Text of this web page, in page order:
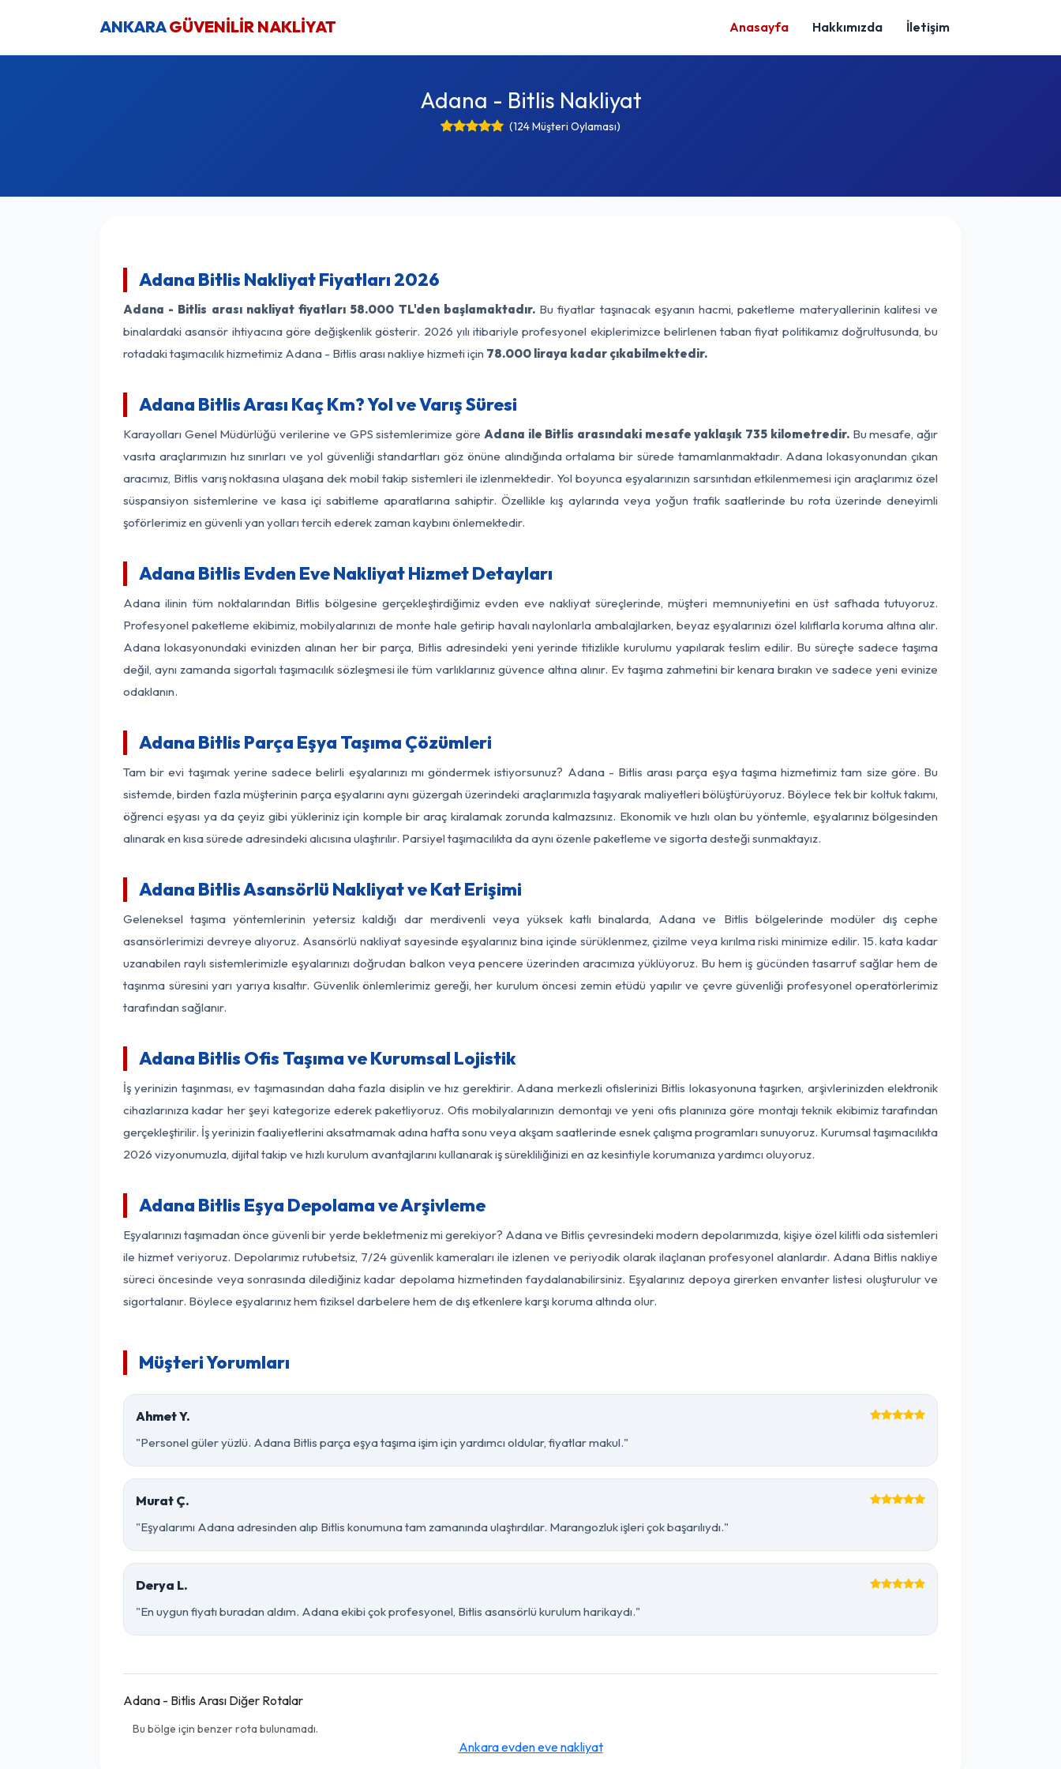
ANKARAGÜVENİLİR NAKLİYAT Anasayfa Hakkımızda İletişim
Adana - Bitlis Nakliyat
(124 Müşteri Oylaması)
Adana Bitlis Nakliyat Fiyatları 2026
Adana - Bitlis arası nakliyat fiyatları 58.000 TL'den başlamaktadır.Bu fiyatlar taşınacak eşyanın hacmi, paketleme materyallerinin kalitesi ve
binalardaki asansör ihtiyacına göre değişkenlik gösterir. 2026 yılı itibariyle profesyonel ekiplerimizce belirlenen taban fiyat politikamız doğrultusunda, bu
rotadaki taşımacılık hizmetimiz Adana - Bitlis arası nakliye hizmeti için 78.000 liraya kadar çıkabilmektedir.
Adana Bitlis Arası Kaç Km? Yol ve Varış Süresi
Karayolları Genel Müdürlüğü verilerine ve GPS sistemlerimize göre Adana ile Bitlis arasındaki mesafe yaklaşık 735 kilometredir.Bu mesafe, ağır
vasıta araçlarımızın hız sınırları ve yol güvenliği standartları göz önüne alındığında ortalama bir sürede tamamlanmaktadır. Adana lokasyonundan çıkan
aracımız, Bitlis varış noktasına ulaşana dek mobil takip sistemleri ile izlenmektedir. Yol boyunca eşyalarınızın sarsıntıdan etkilenmemesi için araçlarımız özel
süspansiyon sistemlerine ve kasa içi sabitleme aparatlarına sahiptir. Özellikle kış aylarında veya yoğun trafik saatlerinde bu rota üzerinde deneyimli
şoförlerimiz en güvenli yan yolları tercih ederek zaman kaybını önlemektedir.
Adana Bitlis Evden Eve Nakliyat Hizmet Detayları
Adana ilinin tüm noktalarından Bitlis bölgesine gerçekleştirdiğimiz evden eve nakliyat süreçlerinde, müşteri memnuniyetini en üst safhada tutuyoruz.
Profesyonel paketleme ekibimiz, mobilyalarınızı de monte hale getirip havalı naylonlarla ambalajlarken, beyaz eşyalarınızı özel kılıflarla koruma altına alır.
Adana lokasyonundaki evinizden alınan her bir parça, Bitlis adresindeki yeni yerinde titizlikle kurulumu yapılarak teslim edilir. Bu süreçte sadece taşıma
değil, aynı zamanda sigortalı taşımacılık sözleşmesi ile tüm varlıklarınız güvence altına alınır. Ev taşıma zahmetini bir kenara bırakın ve sadece yeni evinize
odaklanın.
Adana Bitlis Parça Eşya Taşıma Çözümleri
Tam bir evi taşımak yerine sadece belirli eşyalarınızı mı göndermek istiyorsunuz? Adana - Bitlis arası parça eşya taşıma hizmetimiz tam size göre. Bu
sistemde, birden fazla müşterinin parça eşyalarını aynı güzergah üzerindeki araçlarımızla taşıyarak maliyetleri bölüştürüyoruz. Böylece tek bir koltuk takımı,
öğrenci eşyası ya da çeyiz gibi yükleriniz için komple bir araç kiralamak zorunda kalmazsınız. Ekonomik ve hızlı olan bu yöntemle, eşyalarınız bölgesinden
alınarak en kısa sürede adresindeki alıcısına ulaştırılır. Parsiyel taşımacılıkta da aynı özenle paketleme ve sigorta desteği sunmaktayız.
Adana Bitlis Asansörlü Nakliyat ve Kat Erişimi
Geleneksel taşıma yöntemlerinin yetersiz kaldığı dar merdivenli veya yüksek katlı binalarda, Adana ve Bitlis bölgelerinde modüler dış cephe
asansörlerimizi devreye alıyoruz. Asansörlü nakliyat sayesinde eşyalarınız bina içinde sürüklenmez, çizilme veya kırılma riski minimize edilir. 15. kata kadar
uzanabilen raylı sistemlerimizle eşyalarınızı doğrudan balkon veya pencere üzerinden aracımıza yüklüyoruz. Bu hem iş gücünden tasarruf sağlar hem de
taşınma süresini yarı yarıya kısaltır. Güvenlik önlemlerimiz gereği, her kurulum öncesi zemin etüdü yapılır ve çevre güvenliği profesyonel operatörlerimiz
tarafından sağlanır.
Adana Bitlis Ofis Taşıma ve Kurumsal Lojistik
İş yerinizin taşınması, ev taşımasından daha fazla disiplin ve hız gerektirir. Adana merkezli ofislerinizi Bitlis lokasyonuna taşırken, arşivlerinizden elektronik
cihazlarınıza kadar her şeyi kategorize ederek paketliyoruz. Ofis mobilyalarınızın demontajı ve yeni ofis planınıza göre montajı teknik ekibimiz tarafından
gerçekleştirilir. İş yerinizin faaliyetlerini aksatmamak adına hafta sonu veya akşam saatlerinde esnek çalışma programları sunuyoruz. Kurumsal taşımacılıkta
2026 vizyonumuzla, dijital takip ve hızlı kurulum avantajlarını kullanarak iş sürekliliğinizi en az kesintiyle korumanıza yardımcı oluyoruz.
Adana Bitlis Eşya Depolama ve Arşivleme
Eşyalarınızı taşımadan önce güvenli bir yerde bekletmeniz mi gerekiyor? Adana ve Bitlis çevresindeki modern depolarımızda, kişiye özel kilitli oda sistemleri
ile hizmet veriyoruz. Depolarımız rutubetsiz, 7/24 güvenlik kameraları ile izlenen ve periyodik olarak ilaçlanan profesyonel alanlardır. Adana Bitlis nakliye
süreci öncesinde veya sonrasında dilediğiniz kadar depolama hizmetinden faydalanabilirsiniz. Eşyalarınız depoya girerken envanter listesi oluşturulur ve
sigortalanır. Böylece eşyalarınız hem fiziksel darbelere hem de dış etkenlere karşı koruma altında olur.
Müşteri Yorumları
Ahmet Y.
"Personel güler yüzlü. Adana Bitlis parça eşya taşıma işim için yardımcı oldular, fiyatlar makul."
Murat Ç.
"Eşyalarımı Adana adresinden alıp Bitlis konumuna tam zamanında ulaştırdılar. Marangozluk işleri çok başarılıydı."
Derya L.
"En uygun fiyatı buradan aldım. Adana ekibi çok profesyonel, Bitlis asansörlü kurulum harikaydı."
Adana - Bitlis Arası Diğer Rotalar
Bu bölge için benzer rota bulunamadı.
Ankara evden eve nakliyat